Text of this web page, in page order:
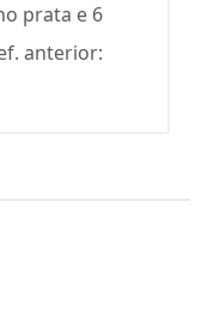
prata e 6
anterior: